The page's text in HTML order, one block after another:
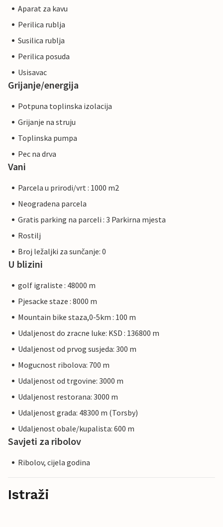
Aparat za kavu
Perilica rublja
Susilica rublja
Perilica posuda
Usisavac
Grijanje/energija
Potpuna toplinska izolacija
Grijanje na struju
Toplinska pumpa
Pec na drva
Vani
Parcela u prirodi/vrt : 1000 m2
Neogradena parcela
Gratis parking na parceli : 3 Parkirna mjesta
Rostilj
Broj ležaljki za sunčanje: 0
U blizini
golf igraliste : 48000 m
Pjesacke staze : 8000 m
Mountain bike staza,0-5km : 100 m
Udaljenost do zracne luke: KSD : 136800 m
Udaljenost od prvog susjeda: 300 m
Mogucnost ribolova: 700 m
Udaljenost od trgovine: 3000 m
Udaljenost restorana: 3000 m
Udaljenost grada: 48300 m (Torsby)
Udaljenost obale/kupalista: 600 m
Savjeti za ribolov
Ribolov, cijela godina
Istraži